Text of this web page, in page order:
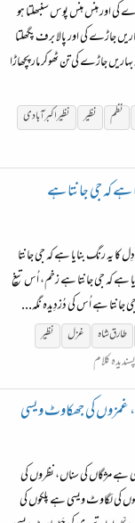
کی اور ہنس ہنس پوس سنبھلتا ہو
جاڑے کی اور پالا برف پگھلتا
جاڑے کی تن ٹھوکر مار پچھاڑا
نظم نظیر نظیراکبرآبادی
کہ جی جانتا ہے
یہ رنگ بنایا ہے کہ جی جانتا
ہے کہ جی جانتا ہے زخم، اُس تیغ
ہے اُس کی دُزدِیدہ نگہ...
طارق شاہ غزل
نظیر
پسندیدہ کلام
غمزوں کی جھکاوٹ ویسی
ہے مژگاں کی سناں، نظروں کی
کی لَگاوٹ ویسی ہے پلکوں کی